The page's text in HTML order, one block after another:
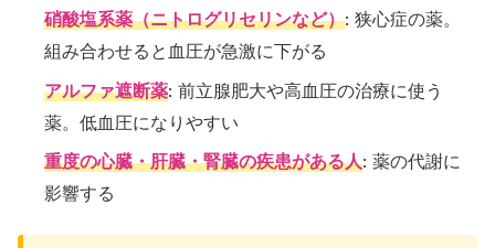
硝酸塩系薬（ニトログリセリンなど）: 狭心症の薬。
組み合わせると血圧が急激に下がる
アルファ遮断薬: 前立腺肥大や高血圧の治療に使う
薬。低血圧になりやすい
重度の心臓・肝臓・腎臓の疾患がある人: 薬の代謝に
影響する